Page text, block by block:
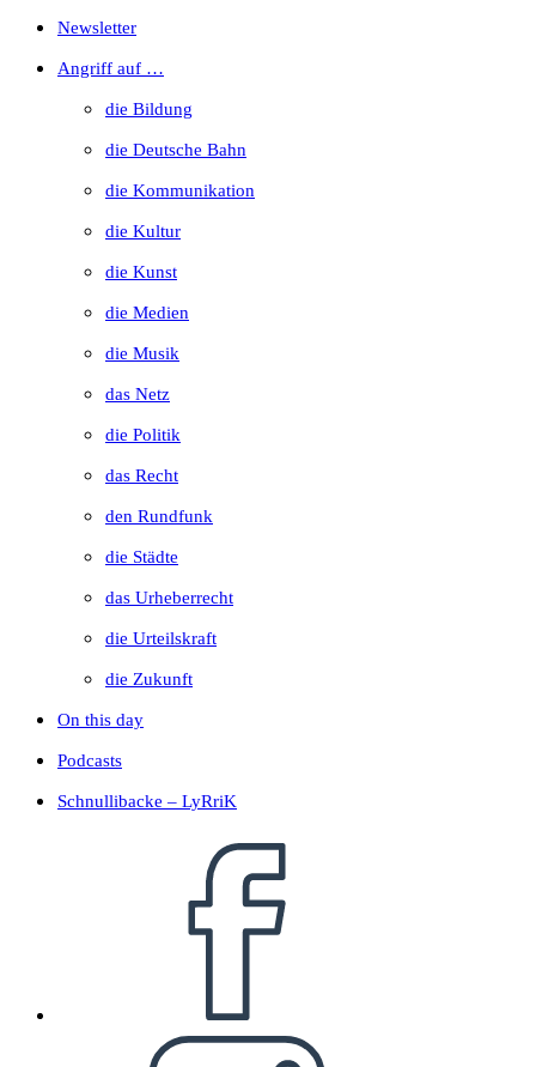
search
panel.
Newsletter
Angriff auf …
die Bildung
die Deutsche Bahn
die Kommunikation
die Kultur
die Kunst
die Medien
die Musik
das Netz
die Politik
das Recht
den Rundfunk
die Städte
das Urheberrecht
die Urteilskraft
die Zukunft
On this day
Podcasts
Schnullibacke – LyRriK